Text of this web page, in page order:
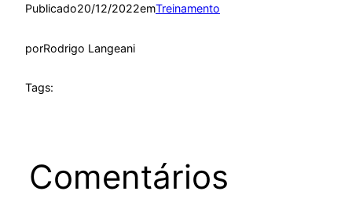
Publicado20/12/2022emTreinamento
porRodrigo Langeani
Tags:
Comentários